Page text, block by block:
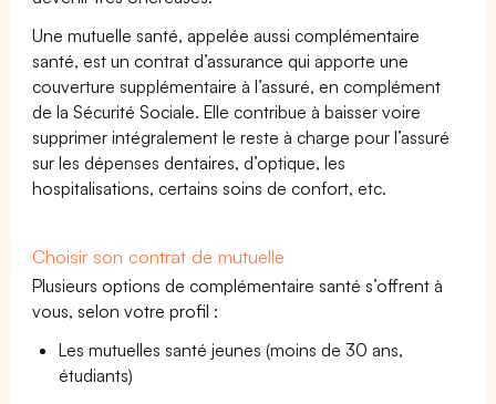
Une mutuelle santé, appelée aussi complémentaire
santé, est un contrat d’assurance qui apporte une
couverture supplémentaire à l’assuré, en complément
de la Sécurité Sociale. Elle contribue à baisser voire
supprimer intégralement le reste à charge pour l’assuré
sur les dépenses dentaires, d’optique, les
hospitalisations, certains soins de confort, etc.
Choisir son contrat de mutuelle
Plusieurs options de complémentaire santé s’offrent à
vous, selon votre profil :
Les mutuelles santé jeunes (moins de 30 ans,
étudiants)